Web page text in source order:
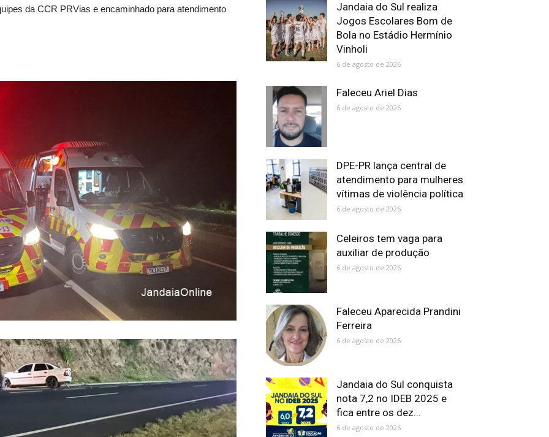
da CCR PRVias e encaminhado para atendimento
Jandaia do Sul realiza
Jogos Escolares Bom de
Bola no Estádio Hermínio
Vinholi
6 de agosto de 2026
Faleceu Ariel Dias
6 de agosto de 2026
DPE-PR lança central de
atendimento para mulheres
vítimas de violência política
6 de agosto de 2026
Celeiros tem vaga para
auxiliar de produção
6 de agosto de 2026
Faleceu Aparecida Prandini
Ferreira
6 de agosto de 2026
Jandaia do Sul conquista
nota 7,2 no IDEB 2025 e
fica entre os dez...
6 de agosto de 2026